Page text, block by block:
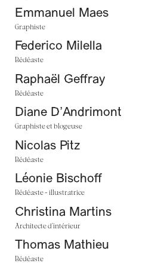
Emmanuel Maes
Graphiste
Federico Milella
Bédéaste
Raphaël Geffray
Bédéaste
Diane D’Andrimont
Graphiste et blogeuse
Nicolas Pitz
Bédéaste
Léonie Bischoff
Bédéaste - illustratrice
Christina Martins
Architecte d’intérieur
Thomas Mathieu
Bédéaste